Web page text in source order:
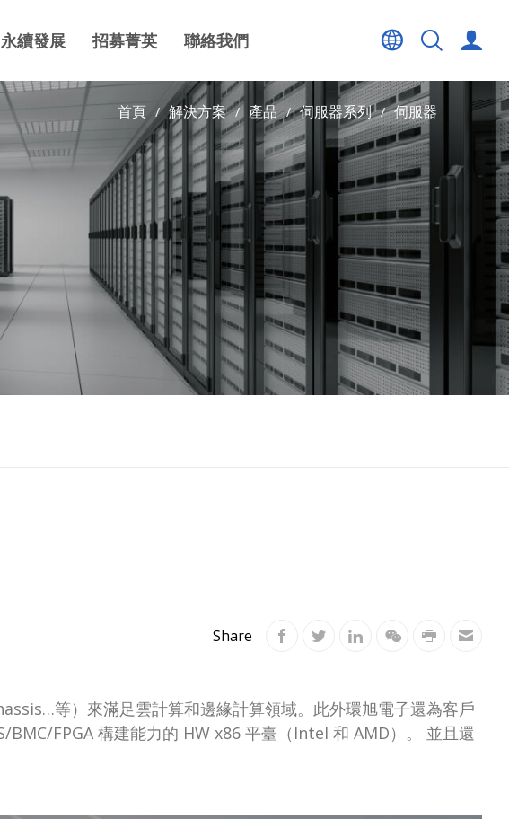
永續發展 招募菁英 聯絡我們
首頁 解決方案 產品 伺服器系列 伺服器
Share
等）來滿足雲計算和邊緣計算領域。此外環旭電子還為客戶
FPGA 構建能力的 HW x86 平臺（Intel 和 AMD）。 並且還